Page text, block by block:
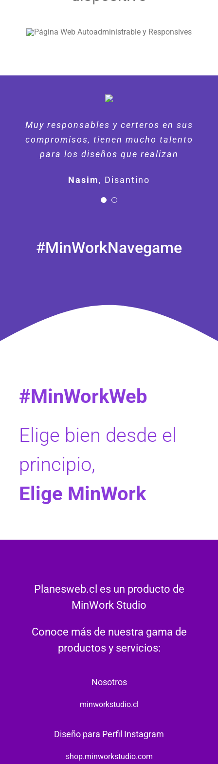
Muy responsables y certeros en sus
compromisos, tienen mucho talento
para los diseños que realizan
Nasim, Disantino
Se han encargado de nuestro sitio
web con profesionalismo y
creatividad.
Felipe Oxmaq
#MinWorkNavegame
#MinWorkWeb
Elige bien desde el
principio,
Elige MinWork
Planesweb.cl es un producto de
MinWork Studio
Conoce más de nuestra gama de
productos y servicios:
Nosotros
minworkstudio.cl
Diseño para Perfil Instagram
shop.minworkstudio.com